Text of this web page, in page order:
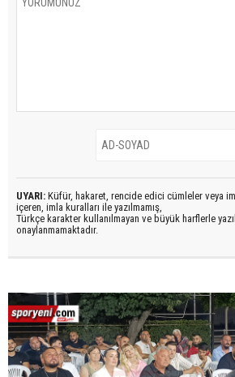
UYARI: Küfür, hakaret, rencide edici cümleler veya
içeren, imla kuralları ile yazılmamış,
Türkçe karakter kullanılmayan ve büyük harflerle
onaylanmamaktadır.